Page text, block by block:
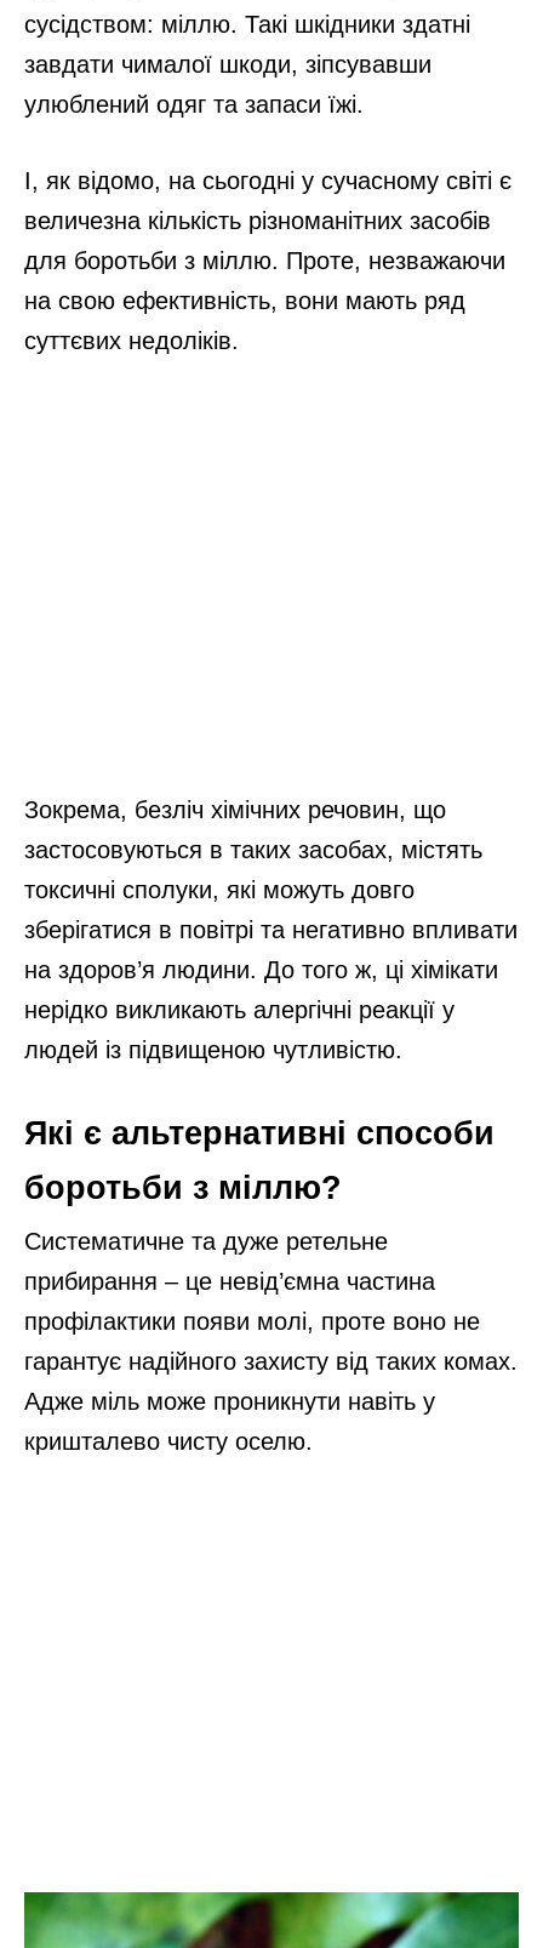
сусідством: міллю. Такі шкідники здатні
завдати чималої шкоди, зіпсувавши
улюблений одяг та запаси їжі.
І, як відомо, на сьогодні у сучасному світі є
величезна кількість різноманітних засобів
для боротьби з міллю. Проте, незважаючи
на свою ефективність, вони мають ряд
суттєвих недоліків.
Зокрема, безліч хімічних речовин, що
застосовуються в таких засобах, містять
токсичні сполуки, які можуть довго
зберігатися в повітрі та негативно впливати
на здоров’я людини. До того ж, ці хімікати
нерідко викликають алергічні реакції у
людей із підвищеною чутливістю.
Які є альтернативні способи
боротьби з міллю?
Систематичне та дуже ретельне
прибирання – це невід’ємна частина
профілактики появи молі, проте воно не
гарантує надійного захисту від таких комах.
Адже міль може проникнути навіть у
кришталево чисту оселю.